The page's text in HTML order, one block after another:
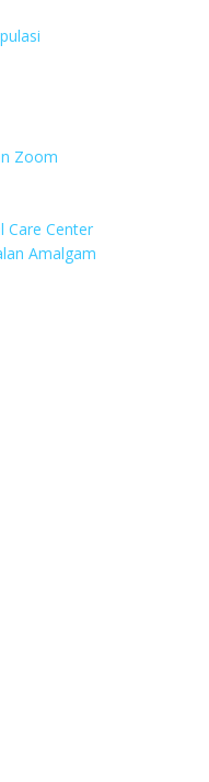
Zoom
Care Center
Amalgam